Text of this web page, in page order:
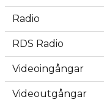
Radio
RDS Radio
Videoingångar
Videoutgångar